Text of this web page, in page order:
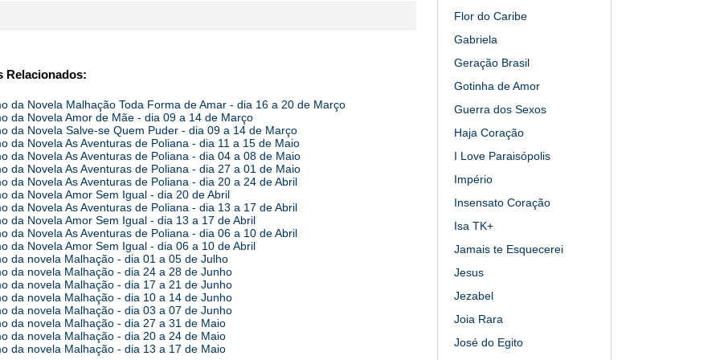
Relacionados:
da Novela Malhação Toda Forma de Amar - dia 16 a 20 de Março
da Novela Amor de Mãe - dia 09 a 14 de Março
da Novela Salve-se Quem Puder - dia 09 a 14 de Março
da Novela As Aventuras de Poliana - dia 11 a 15 de Maio
da Novela As Aventuras de Poliana - dia 04 a 08 de Maio
da Novela As Aventuras de Poliana - dia 27 a 01 de Maio
da Novela As Aventuras de Poliana - dia 20 a 24 de Abril
da Novela Amor Sem Igual - dia 20 de Abril
da Novela As Aventuras de Poliana - dia 13 a 17 de Abril
da Novela Amor Sem Igual - dia 13 a 17 de Abril
da Novela As Aventuras de Poliana - dia 06 a 10 de Abril
da Novela Amor Sem Igual - dia 06 a 10 de Abril
da novela Malhação - dia 01 a 05 de Julho
da novela Malhação - dia 24 a 28 de Junho
da novela Malhação - dia 17 a 21 de Junho
da novela Malhação - dia 10 a 14 de Junho
da novela Malhação - dia 03 a 07 de Junho
da novela Malhação - dia 27 a 31 de Maio
da novela Malhação - dia 20 a 24 de Maio
da novela Malhação - dia 13 a 17 de Maio
Flor do Caribe
Gabriela
Geração Brasil
Gotinha de Amor
Guerra dos Sexos
Haja Coração
I Love Paraisópolis
Império
Insensato Coração
Isa TK+
Jamais te Esquecerei
Jesus
Jezabel
Joia Rara
José do Egito